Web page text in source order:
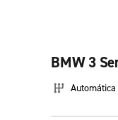
BMW 3
Automática